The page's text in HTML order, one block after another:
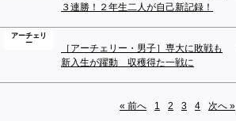
３連勝！２年生二人が自己新記録！
アーチェリ
ー
［アーチェリー・男子］専大に敗戦も
新入生が躍動 収穫得た一戦に
« 前へ 1 2 3 4 次へ »